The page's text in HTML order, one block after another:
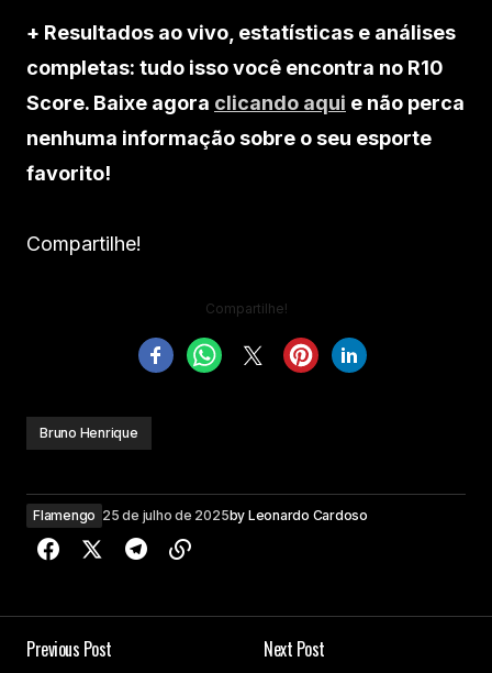
+ Resultados ao vivo, estatísticas e análises
completas: tudo isso você encontra no R10
Score. Baixe agora clicando aqui e não perca
nenhuma informação sobre o seu esporte
favorito!
Compartilhe!
Compartilhe!
Bruno Henrique
Flamengo 25 de julho de 2025by Leonardo Cardoso
Previous Post
Next Post